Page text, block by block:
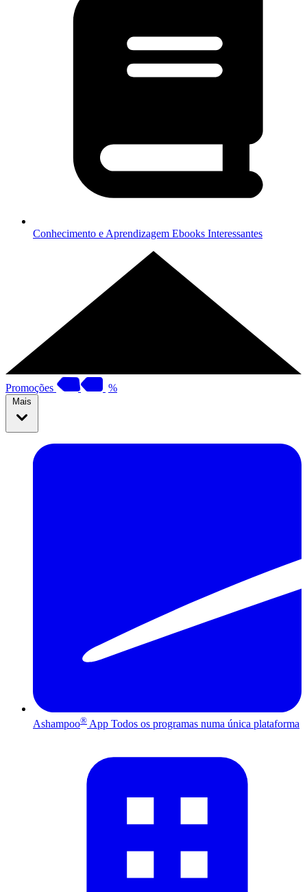
Conhecimento e Aprendizagem Ebooks Interessantes
Promoções %
Mais
Ashampoo® App Todos os programas numa única plataforma